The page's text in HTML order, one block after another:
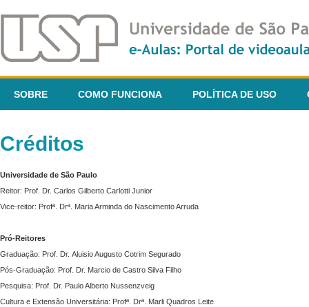
SOBRE COMO FUNCIONA POLÍTICA DE USO
Créditos
Universidade de São Paulo
Reitor: Prof. Dr. Carlos Gilberto Carlotti Junior
Vice-reitor: Profª. Drª. Maria Arminda do Nascimento Arruda
Pró-Reitores
Graduação: Prof. Dr. Aluisio Augusto Cotrim Segurado
Pós-Graduação: Prof. Dr. Marcio de Castro Silva Filho
Pesquisa: Prof. Dr. Paulo Alberto Nussenzveig
Cultura e Extensão Universitária: Profª. Drª. Marli Quadros Leite